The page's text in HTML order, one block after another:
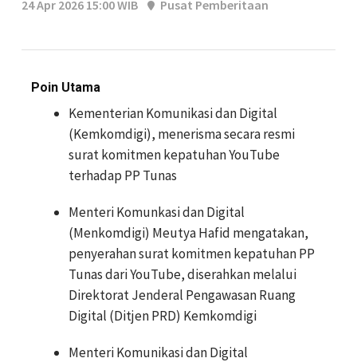
24 Apr 2026 15:00 WIB
Pusat Pemberitaan
Poin Utama
Kementerian Komunikasi dan Digital
(Kemkomdigi), menerisma secara resmi
surat komitmen kepatuhan YouTube
terhadap PP Tunas
Menteri Komunkasi dan Digital
(Menkomdigi) Meutya Hafid mengatakan,
penyerahan surat komitmen kepatuhan PP
Tunas dari YouTube, diserahkan melalui
Direktorat Jenderal Pengawasan Ruang
Digital (Ditjen PRD) Kemkomdigi
Menteri Komunikasi dan Digital